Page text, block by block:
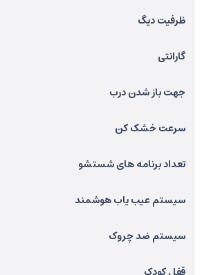
ظرفیت دیگ
گارانتی
جهت باز شدن درب
سرعت خشک کن
تعداد برنامه های شستشو
سیستم عیب یاب هوشمند
سیستم ضد چروک